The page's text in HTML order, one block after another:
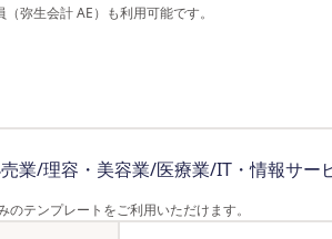
弥生会計 AE）も利用可能です。
業/理容・美容業/医療業/IT・情報サー
テンプレートをご利用いただけます。